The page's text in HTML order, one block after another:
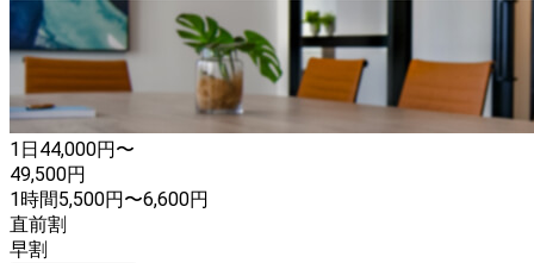
1日44,000円〜
49,500円
1時間5,500円〜6,600円
直前割
早割